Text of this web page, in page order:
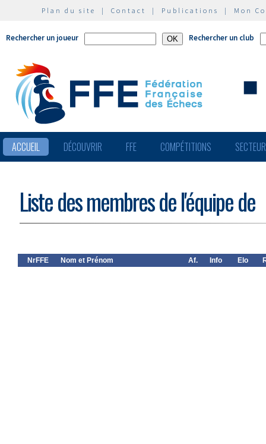
Plan du site | Contact | Publications | Mon
Rechercher un joueur Rechercher un club
ACCUEIL DÉCOUVRIR FFE COMPÉTITIONS
Liste des membres de l'équipe de
NrFFE Nom et Prénom Af. Info Elo